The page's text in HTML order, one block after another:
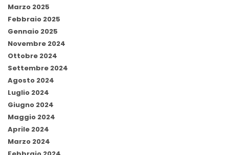
Marzo 2025
Febbraio 2025
Gennaio 2025
Novembre 2024
Ottobre 2024
Settembre 2024
Agosto 2024
Luglio 2024
Giugno 2024
Maggio 2024
Aprile 2024
Marzo 2024